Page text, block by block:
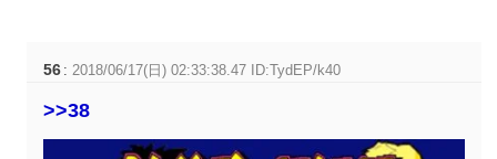
56 :2018/06/17(日) 02:33:38.47 ID:TydEP/k40
>>38